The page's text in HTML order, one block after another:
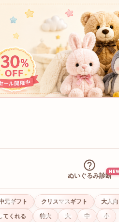
ぬいぐるみ診断
元ギフト クリスマスギフト 大人
てくれる 特大 大 中 小